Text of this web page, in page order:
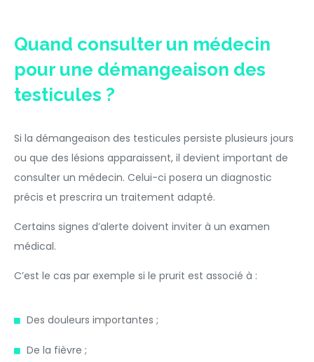
Quand consulter un médecin
pour une démangeaison des
testicules ?
Si la démangeaison des testicules persiste plusieurs jours
ou que des lésions apparaissent, il devient important de
consulter un médecin. Celui-ci posera un diagnostic
précis et prescrira un traitement adapté.
Certains signes d’alerte doivent inviter à un examen
médical.
C’est le cas par exemple si le prurit est associé à :
Des douleurs importantes ;
De la fièvre ;